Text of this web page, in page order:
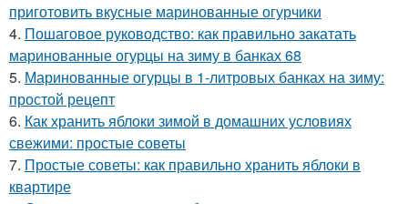
приготовить вкусные маринованные огурчики
4. Пошаговое руководство: как правильно закатать
маринованные огурцы на зиму в банках 68
5. Маринованные огурцы в 1-литровых банках на зиму:
простой рецепт
6. Как хранить яблоки зимой в домашних условиях
свежими: простые советы
7. Простые советы: как правильно хранить яблоки в
квартире